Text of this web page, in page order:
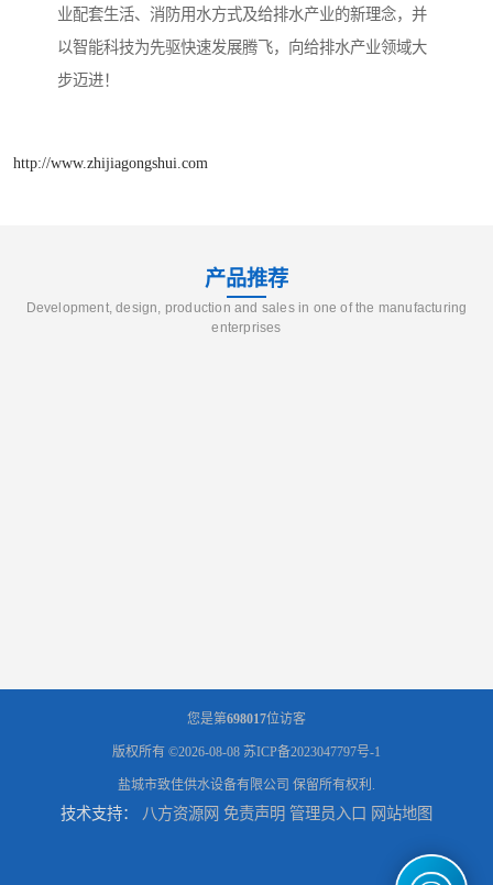
业配套生活、消防用水方式及给排水产业的新理念，并
以智能科技为先驱快速发展腾飞，向给排水产业领域大
步迈进！
http://www.zhijiagongshui.com
产品推荐
Development, design, production and sales in one of the manufacturing
enterprises
您是第698017位访客
版权所有 ©2026-08-08 苏ICP备2023047797号-1
盐城市致佳供水设备有限公司 保留所有权利.
技术支持： 八方资源网 免责声明 管理员入口 网站地图